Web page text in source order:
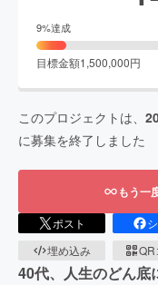
9%達成
目標金額1,500,000円
このプロジェクトは、
に募集を終了しました
もう一
ポスト
埋め込み
QR
40代、人生のどん底